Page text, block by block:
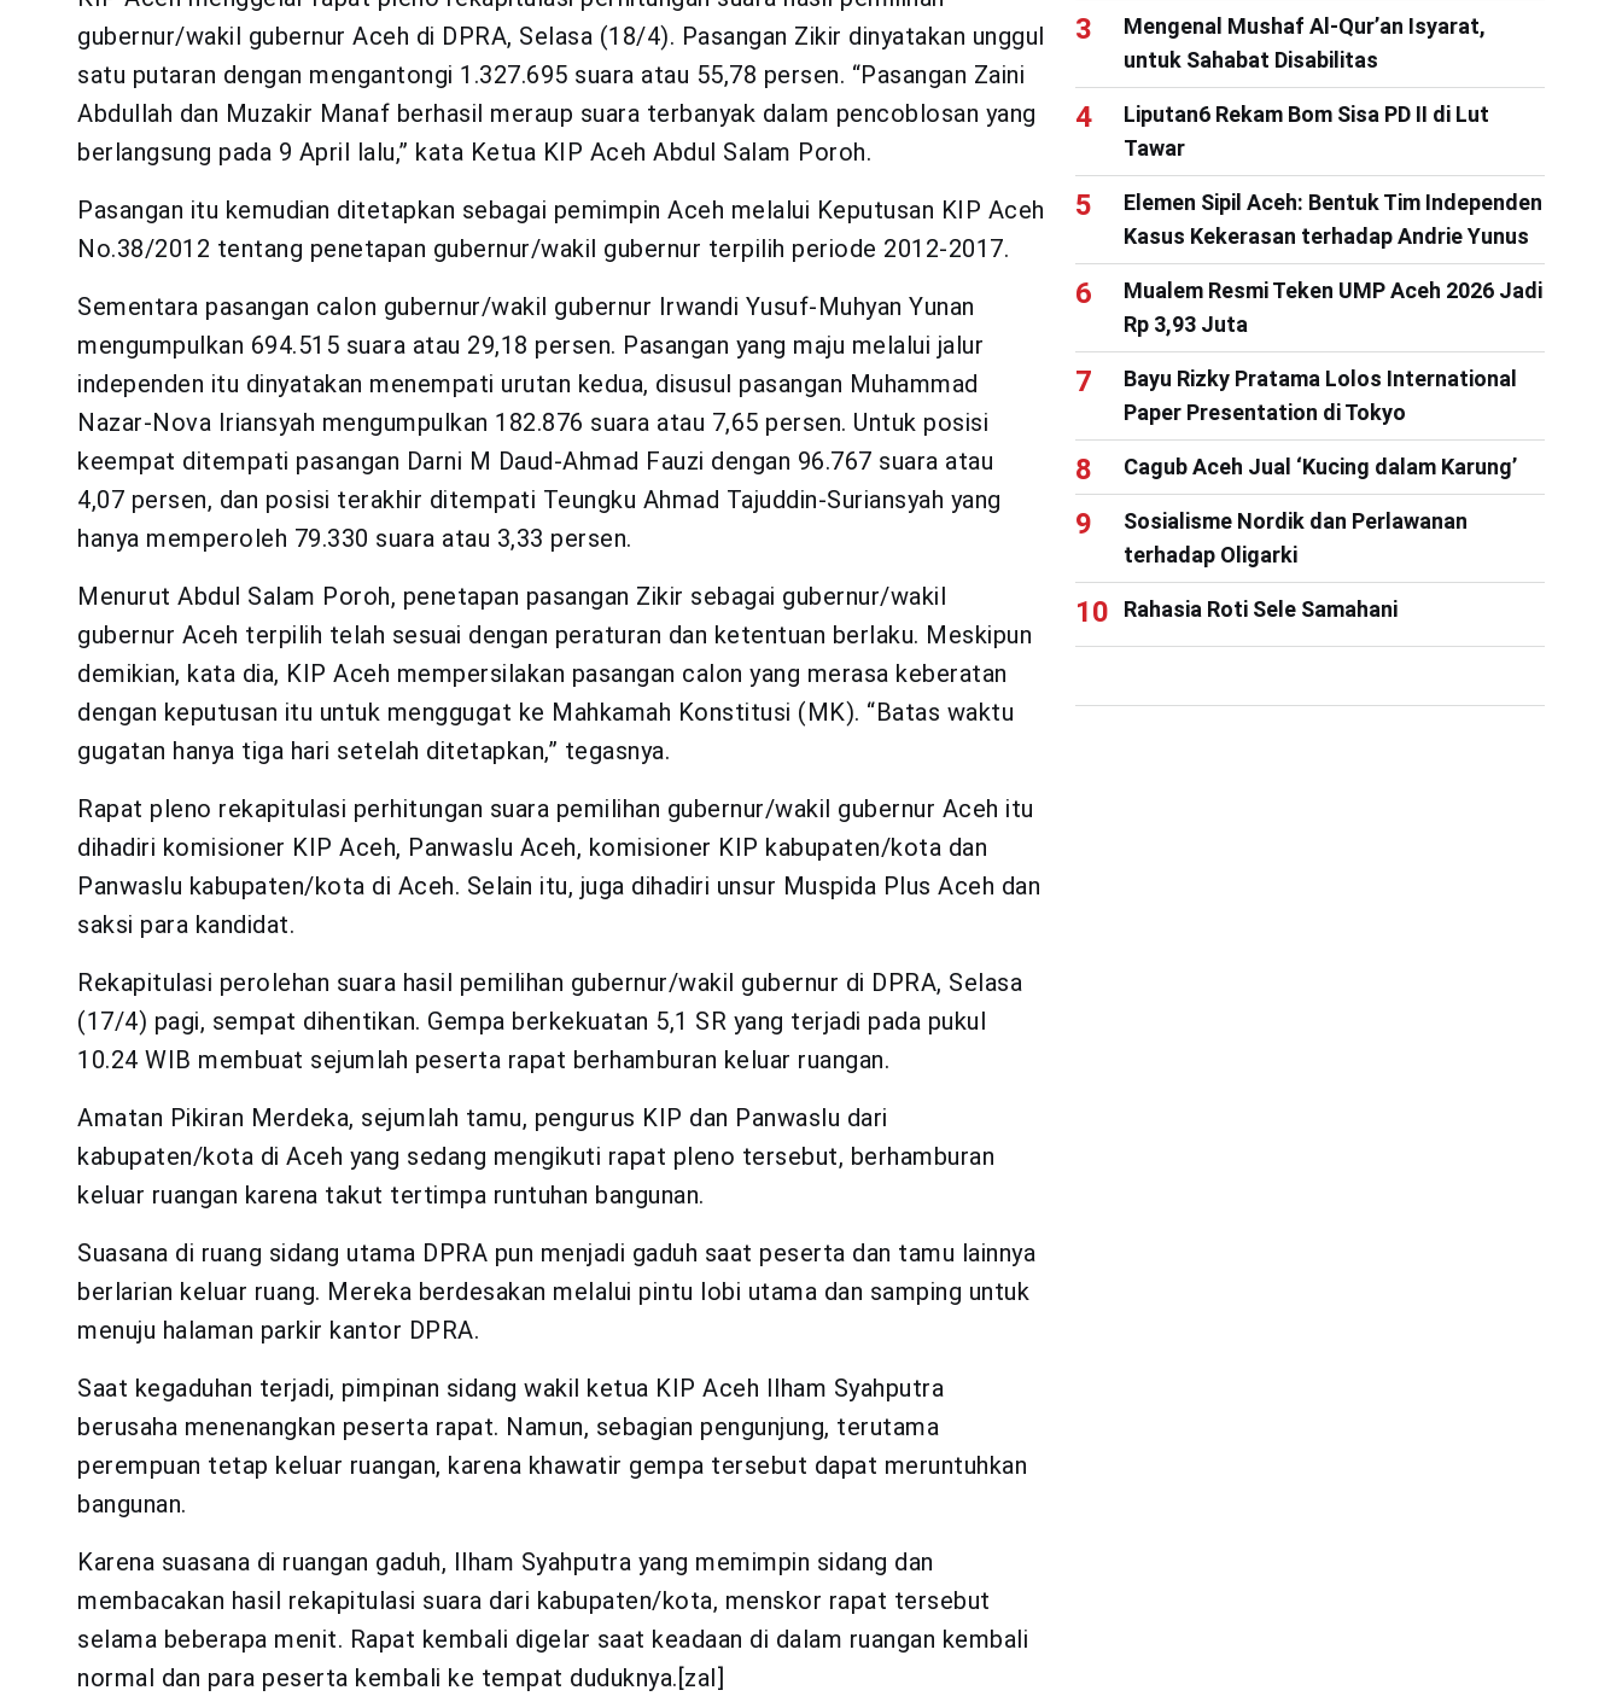
gubernur/wakil gubernur Aceh di DPRA, Selasa (18/4). Pasangan Zikir dinyatakan unggul
satu putaran dengan mengantongi 1.327.695 suara atau 55,78 persen. “Pasangan Zaini
Abdullah dan Muzakir Manaf berhasil meraup suara terbanyak dalam pencoblosan yang
berlangsung pada 9 April lalu,” kata Ketua KIP Aceh Abdul Salam Poroh.
Pasangan itu kemudian ditetapkan sebagai pemimpin Aceh melalui Keputusan KIP Aceh
No.38/2012 tentang penetapan gubernur/wakil gubernur terpilih periode 2012-2017.
Sementara pasangan calon gubernur/wakil gubernur Irwandi Yusuf-Muhyan Yunan
mengumpulkan 694.515 suara atau 29,18 persen. Pasangan yang maju melalui jalur
independen itu dinyatakan menempati urutan kedua, disusul pasangan Muhammad
Nazar-Nova Iriansyah mengumpulkan 182.876 suara atau 7,65 persen. Untuk posisi
keempat ditempati pasangan Darni M Daud-Ahmad Fauzi dengan 96.767 suara atau
4,07 persen, dan posisi terakhir ditempati Teungku Ahmad Tajuddin-Suriansyah yang
hanya memperoleh 79.330 suara atau 3,33 persen.
Menurut Abdul Salam Poroh, penetapan pasangan Zikir sebagai gubernur/wakil
gubernur Aceh terpilih telah sesuai dengan peraturan dan ketentuan berlaku. Meskipun
demikian, kata dia, KIP Aceh mempersilakan pasangan calon yang merasa keberatan
dengan keputusan itu untuk menggugat ke Mahkamah Konstitusi (MK). “Batas waktu
gugatan hanya tiga hari setelah ditetapkan,” tegasnya.
Rapat pleno rekapitulasi perhitungan suara pemilihan gubernur/wakil gubernur Aceh itu
dihadiri komisioner KIP Aceh, Panwaslu Aceh, komisioner KIP kabupaten/kota dan
Panwaslu kabupaten/kota di Aceh. Selain itu, juga dihadiri unsur Muspida Plus Aceh dan
saksi para kandidat.
Rekapitulasi perolehan suara hasil pemilihan gubernur/wakil gubernur di DPRA, Selasa
(17/4) pagi, sempat dihentikan. Gempa berkekuatan 5,1 SR yang terjadi pada pukul
10.24 WIB membuat sejumlah peserta rapat berhamburan keluar ruangan.
Amatan Pikiran Merdeka, sejumlah tamu, pengurus KIP dan Panwaslu dari
kabupaten/kota di Aceh yang sedang mengikuti rapat pleno tersebut, berhamburan
keluar ruangan karena takut tertimpa runtuhan bangunan.
Suasana di ruang sidang utama DPRA pun menjadi gaduh saat peserta dan tamu lainnya
berlarian keluar ruang. Mereka berdesakan melalui pintu lobi utama dan samping untuk
menuju halaman parkir kantor DPRA.
Saat kegaduhan terjadi, pimpinan sidang wakil ketua KIP Aceh Ilham Syahputra
berusaha menenangkan peserta rapat. Namun, sebagian pengunjung, terutama
perempuan tetap keluar ruangan, karena khawatir gempa tersebut dapat meruntuhkan
bangunan.
Karena suasana di ruangan gaduh, Ilham Syahputra yang memimpin sidang dan
membacakan hasil rekapitulasi suara dari kabupaten/kota, menskor rapat tersebut
selama beberapa menit. Rapat kembali digelar saat keadaan di dalam ruangan kembali
normal dan para peserta kembali ke tempat duduknya.[zal]
Mengenal Mushaf Al-Qur’an Isyarat,
untuk Sahabat Disabilitas
Liputan6 Rekam Bom Sisa PD II di Lut
Tawar
Elemen Sipil Aceh: Bentuk Tim Independen
Kasus Kekerasan terhadap Andrie Yunus
Mualem Resmi Teken UMP Aceh 2026 Jadi
Rp 3,93 Juta
Bayu Rizky Pratama Lolos International
Paper Presentation di Tokyo
Cagub Aceh Jual ‘Kucing dalam Karung’
Sosialisme Nordik dan Perlawanan
terhadap Oligarki
Rahasia Roti Sele Samahani